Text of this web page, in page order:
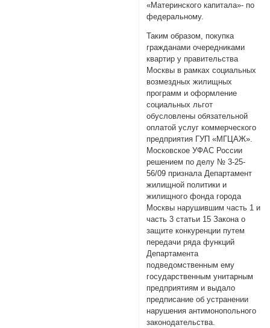
«Материнского капитала»- по
федеральному.
Таким образом, покупка
гражданами очередниками
квартир у правительства
Москвы в рамках социальных
возмездных жилищных
программ и оформление
социальных льгот
обусловлены обязательной
оплатой услуг коммерческого
предприятия ГУП «МГЦАЖ».
Московское УФАС России
решением по делу № 3-25-
56/09 признала Департамент
жилищной политики и
жилищного фонда города
Москвы нарушившим часть 1 и
часть 3 статьи 15 Закона о
защите конкуренции путем
передачи ряда функций
Департамента
подведомственным ему
государственным унитарным
предприятиям и выдало
предписание об устранении
нарушения антимонопольного
законодательства.